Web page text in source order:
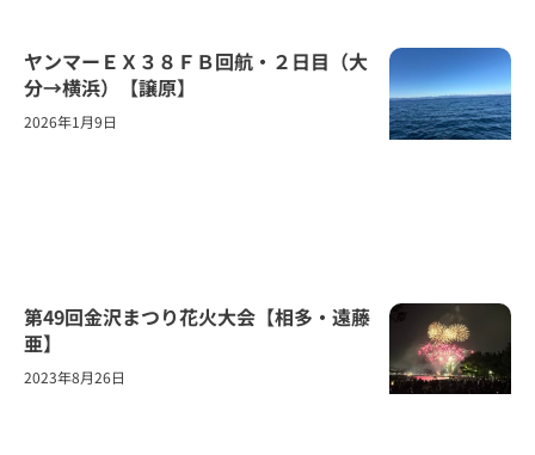
ヤンマーＥＸ３８ＦＢ回航・２日目（大
分→横浜）【譲原】
2026年1月9日
第49回金沢まつり花火大会【相多・遠藤
亜】
2023年8月26日